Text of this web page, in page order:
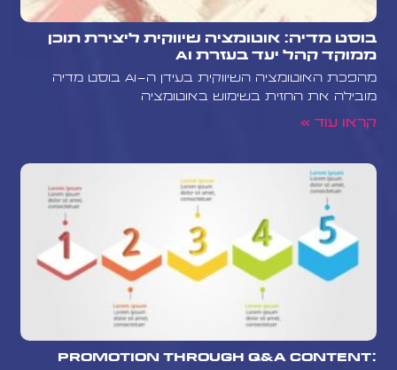
בוסט מדיה: אוטומציה שיווקית ליצירת תוכן
ממוקד קהל יעד בעזרת AI
מהפכת האוטומציה השיווקית בעידן ה-AI בוסט מדיה
מובילה את החזית בשימוש באוטומציה
קראו עוד »
Promotion Through Q&A Content: